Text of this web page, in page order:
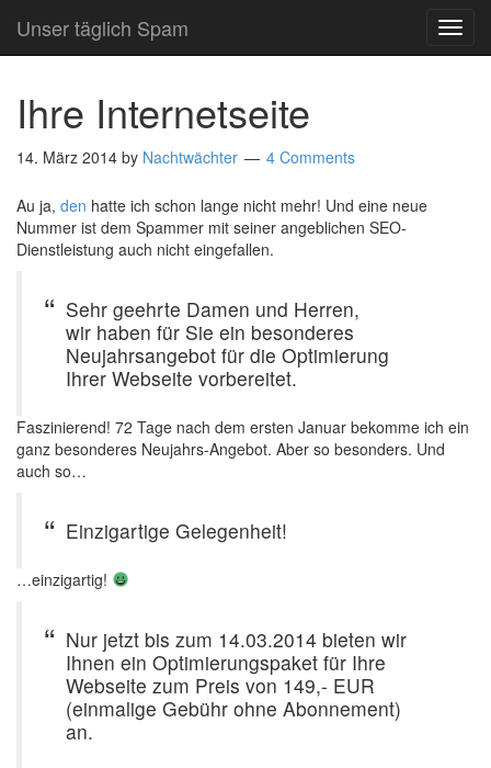
Unser täglich Spam
Ihre Internetseite
14. März 2014 by Nachtwächter 4 Comments
Au ja, den hatte ich schon lange nicht mehr! Und eine neue
Nummer ist dem Spammer mit seiner angeblichen SEO-
Dienstleistung auch nicht eingefallen.
Sehr geehrte Damen und Herren,
wir haben für Sie ein besonderes
Neujahrsangebot für die Optimierung
Ihrer Webseite vorbereitet.
Faszinierend! 72 Tage nach dem ersten Januar bekomme ich ein
ganz besonderes Neujahrs-Angebot. Aber so besonders. Und
auch so…
Einzigartige Gelegenheit!
…einzigartig!
Nur jetzt bis zum 14.03.2014 bieten wir
Ihnen ein Optimierungspaket für Ihre
Webseite zum Preis von 149,- EUR
(einmalige Gebühr ohne Abonnement)
an.